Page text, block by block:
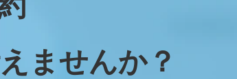
ませんか？